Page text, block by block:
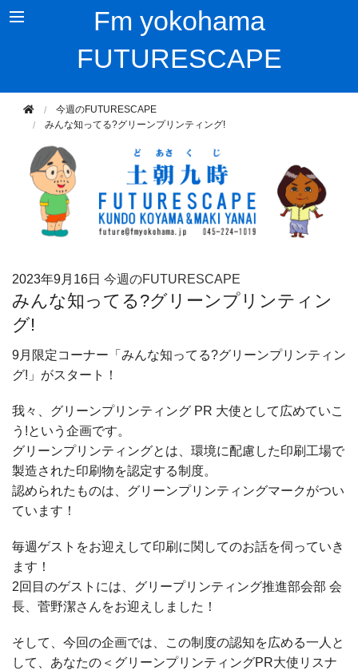
Fm yokohama
FUTURESCAPE
今週のFUTURESCAPE
みんな知ってる?グリーンプリンティング!
2023年9月16日 今週のFUTURESCAPE
みんな知ってる?グリーンプリンティン
グ!
9月限定コーナー「みんな知ってる?グリーンプリンティン
グ!」がスタート！
我々、グリーンプリンティング PR 大使として広めていこ
う!という企画です。
グリーンプリンティングとは、環境に配慮した印刷工場で
製造された印刷物を認定する制度。
認められたものは、グリーンプリンティングマークがつい
ています！
毎週ゲストをお迎えして印刷に関してのお話を伺っていき
ます！
2回目のゲストには、グリープリンティング推進部会部 会
長、菅野潔さんをお迎えしました！
そして、今回の企画では、この制度の認知を広める一人と
して、あなたの＜グリーンプリンティングPR大使リスナ